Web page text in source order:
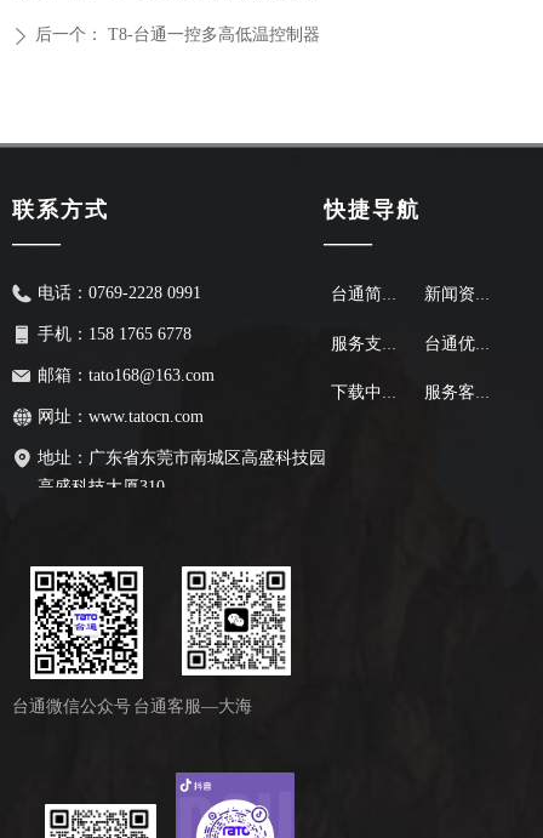
ꄲ 后一个： T8-台通一控多高低温控制器
联系方式
——
电话： 0769-2228 0991
手机： 158 1765 6778
邮箱： tato168@163.com
网址： www.tatocn.com
地址： 广东省东莞市南城区高盛科技园
高盛科技大厦310
快捷导航
——
台通简介
下载中心
新闻资讯
服务客户
台通微信公众号 台通客服—大海